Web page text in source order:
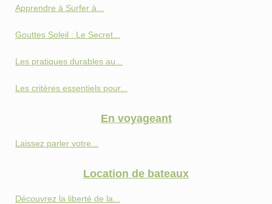
Apprendre à Surfer à...
Gouttes Soleil : Le Secret...
Les pratiques durables au...
Les critères essentiels pour...
En voyageant
Laissez parler votre...
Location de bateaux
Découvrez la liberté de la...